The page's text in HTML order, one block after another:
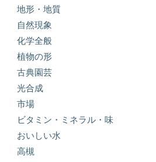
地形・地質
自然現象
化学全般
植物の形
古典園芸
光合成
市場
ビタミン・ミネラル・味
おいしい水
高槻